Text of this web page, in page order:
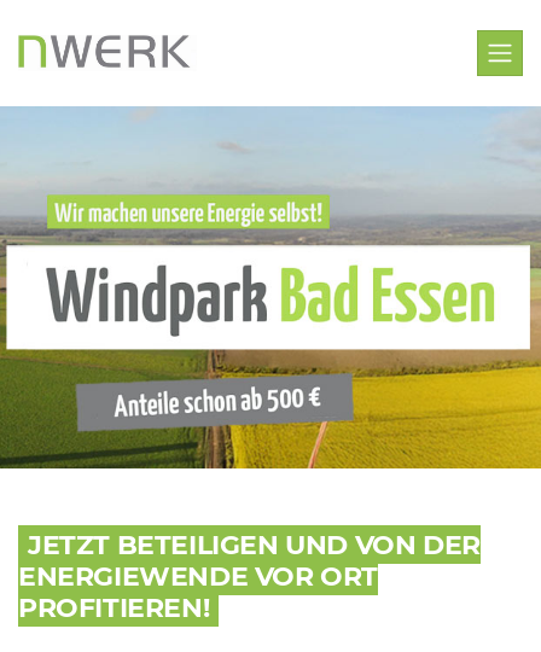
JETZT BETEILIGEN UND VON DER
ENERGIEWENDE VOR ORT
PROFITIEREN!